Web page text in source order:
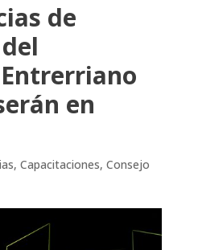
de
en
, Capacitaciones, Consejo